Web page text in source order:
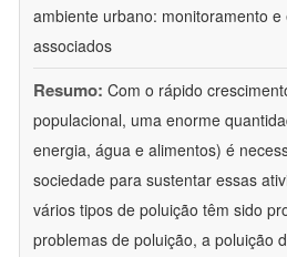
ambiente urbano: monitoramento
associados
Resumo: Com o rápido
populacional, uma enorme
energia, água e alimentos) é
sociedade para sustentar essas
vários tipos de poluição têm sido
problemas de poluição, a poluição